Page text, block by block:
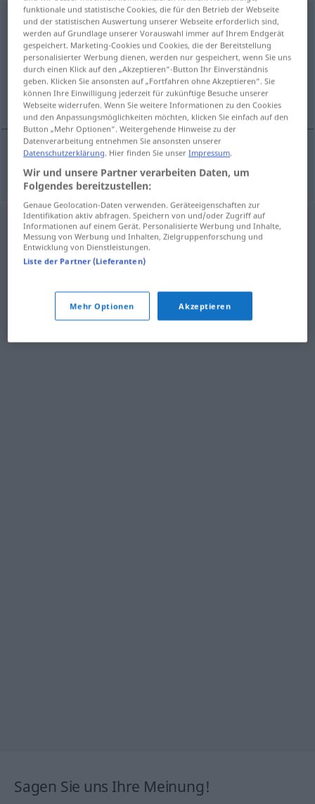
Inkrafttretenn <Inkrafttretens>
Übersicht aller Übersetzungen
(Für mehr Details die Übersetzung anklicken/antippen)
intrare în vigoare
intrare fîn vigoare Inkrafttreten
Sagen Sie uns Ihre Meinung!
funktionale und statistische Cookies, die für den Betrieb der Webseite
und der statistischen Auswertung unserer Webseite erforderlich sind,
werden auf Grundlage unserer Vorauswahl immer auf Ihrem Endgerät
gespeichert. Marketing-Cookies und Cookies, die der Bereitstellung
personalisierter Werbung dienen, werden nur gespeichert, wenn Sie uns
durch einen Klick auf den „Akzeptieren“-Button Ihr Einverständnis
geben. Klicken Sie ansonsten auf „Fortfahren ohne Akzeptieren“. Sie
können Ihre Einwilligung jederzeit für zukünftige Besuche unserer
Webseite widerrufen. Wenn Sie weitere Informationen zu den Cookies
und den Anpassungsmöglichkeiten möchten, klicken Sie einfach auf den
Button „Mehr Optionen“. Weitergehende Hinweise zu der
Datenverarbeitung entnehmen Sie ansonsten unserer
Datenschutzerklärung. Hier finden Sie unserImpressum.
Wir und unsere Partner verarbeiten Daten, um
Folgendes bereitzustellen:
Genaue Geolocation-Daten verwenden. Geräteeigenschaften zur
Identifikation aktiv abfragen. Speichern von und/oder Zugriff auf
Informationen auf einem Gerät. Personalisierte Werbung und Inhalte,
Messung von Werbung und Inhalten, Zielgruppenforschung und
Entwicklung von Dienstleistungen.
Liste der Partner (Lieferanten)
Mehr Optionen Akzeptieren